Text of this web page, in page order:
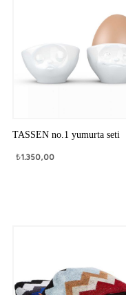
TASSEN no.1 yumurta seti
₺1.350,00